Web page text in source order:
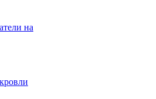
на